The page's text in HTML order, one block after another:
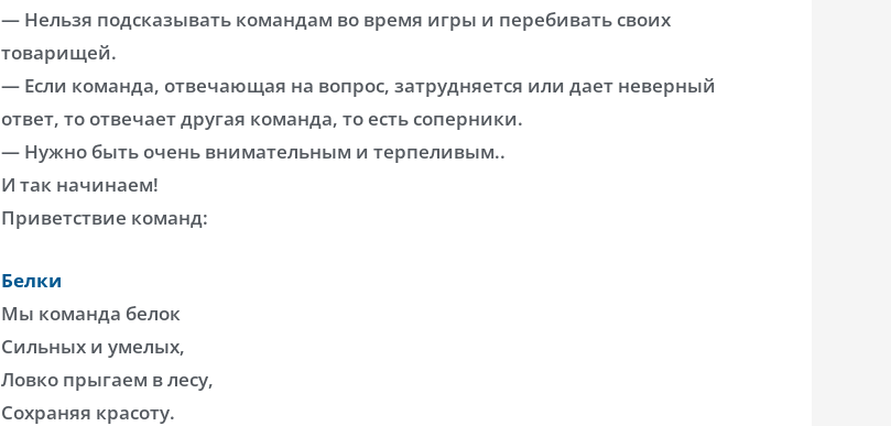
— Нельзя подсказывать командам во время игры и перебивать своих
товарищей.
— Если команда, отвечающая на вопрос, затрудняется или дает неверный
ответ, то отвечает другая команда, то есть соперники.
— Нужно быть очень внимательным и терпеливым..
И так начинаем!
Приветствие команд:
Белки
Мы команда белок
Сильных и умелых,
Ловко прыгаем в лесу,
Сохраняя красоту.